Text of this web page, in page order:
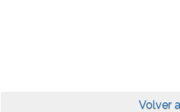
Volver